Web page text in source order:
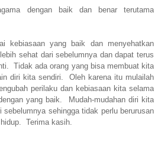
dengan baik dan benar terutama
kebiasaan yang baik dan menyehatkan
sehat dari sebelumnya dan dapat terus
Tidak ada orang yang bisa membuat kita
diri kita sendiri. Oleh karena itu mulailah
perilaku dan kebiasaan kita selama
yang baik. Mudah-mudahan diri kita
sebelumnya sehingga tidak perlu berurusan
Terima kasih.